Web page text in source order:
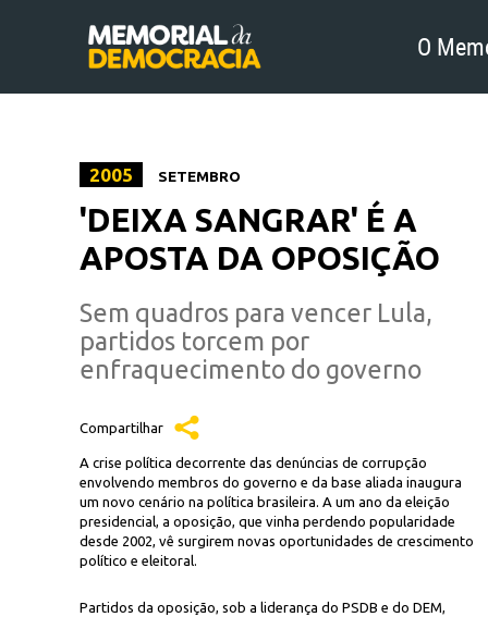
O
2005 SETEMBRO
'DEIXA SANGRAR' É A
APOSTA DA OPOSIÇÃO
Sem quadros para vencer Lula,
partidos torcem por
enfraquecimento do governo
Compartilhar
A crise política decorrente das denúncias de corrupção
envolvendo membros do governo e da base aliada inaugura
um novo cenário na política brasileira. A um ano da eleição
presidencial, a oposição, que vinha perdendo popularidade
desde 2002, vê surgirem novas oportunidades de crescimento
político e eleitoral.
Partidos da oposição, sob a liderança do PSDB e do DEM,
cartunistas